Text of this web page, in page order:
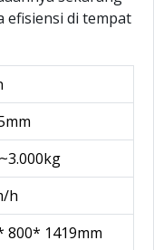
di tempat
h
800* 1419mm